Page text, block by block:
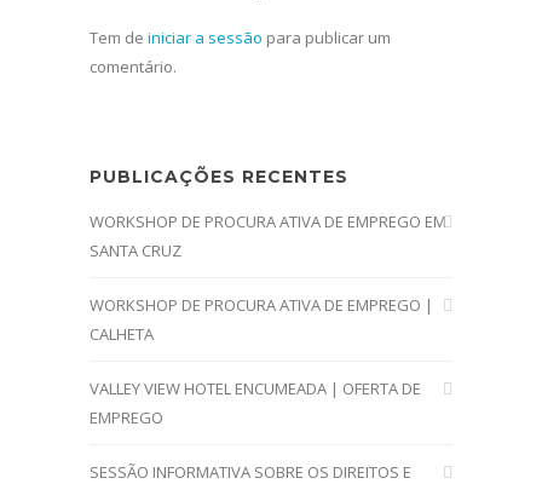
Tem de iniciar a sessão para publicar um
comentário.
PUBLICAÇÕES RECENTES
WORKSHOP DE PROCURA ATIVA DE EMPREGO EM
SANTA CRUZ
WORKSHOP DE PROCURA ATIVA DE EMPREGO |
CALHETA
VALLEY VIEW HOTEL ENCUMEADA | OFERTA DE
EMPREGO
SESSÃO INFORMATIVA SOBRE OS DIREITOS E